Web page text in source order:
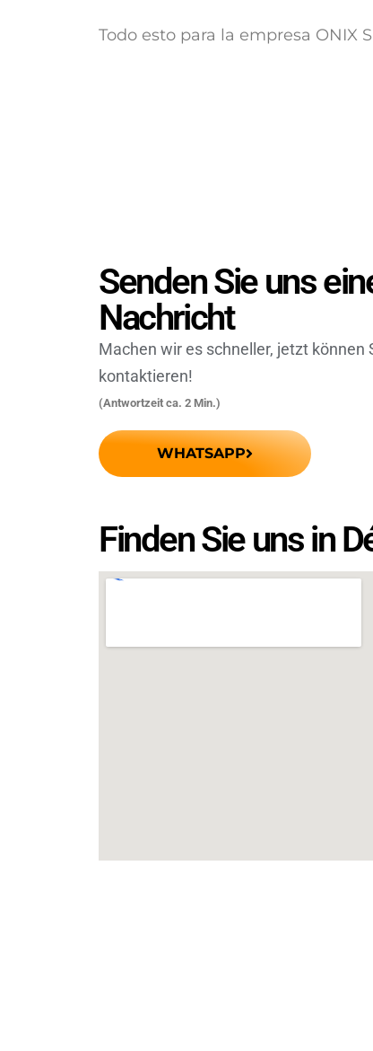
Todo esto para la empresa ONIX
Senden Sie uns
Nachricht
Machen wir es schneller, jetzt können
kontaktieren!
(Antwortzeit ca. 2 Min.)
WHATSAPP
Finden Sie uns in